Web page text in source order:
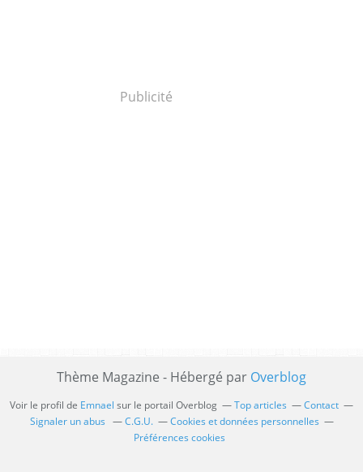
Publicité
Thème Magazine - Hébergé par Overblog
Voir le profil de Emnael sur le portail Overblog Top articles
Contact
Signaler un abus
C.G.U.
Cookies et données personnelles
Préférences cookies